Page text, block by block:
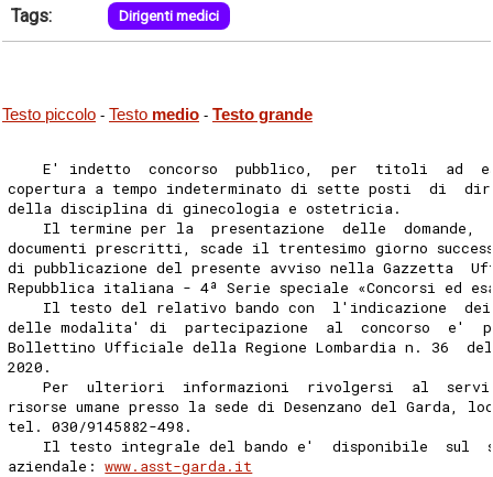
Tags: Dirigenti medici
Testo piccolo - Testo medio - Testo grande
E' indetto  concorso  pubblico,  per  titoli  ad
copertura a tempo indeterminato di sette posti  di
della disciplina di ginecologia e ostetricia.
Il termine per la  presentazione  delle  domande,
documenti prescritti, scade il trentesimo giorno
di pubblicazione del presente avviso nella Gazzetta
Repubblica italiana - 4ª Serie speciale «Concorsi ed
Il testo del relativo bando con  l'indicazione
delle modalita' di  partecipazione  al  concorso  e'
Bollettino Ufficiale della Regione Lombardia n. 36
2020.
Per  ulteriori  informazioni  rivolgersi  al
risorse umane presso la sede di Desenzano del Garda,
tel. 030/9145882-498.
Il testo integrale del bando e'  disponibile  sul
aziendale: www.asst-garda.it